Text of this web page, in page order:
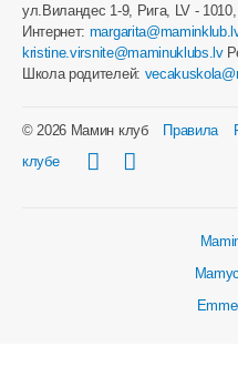
ул.Виландес 1-9, Рига, LV -
Интернет:
kristine.virsnite@maminuklubs.lv
Школа родителей:
© 2026 Мамин клуб Правила
клубе